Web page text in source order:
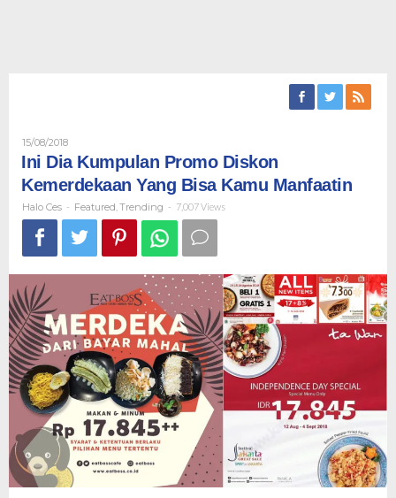
15/08/2018Oleh
Halo
Ces
Ini Dia Kumpulan Promo Diskon
Kemerdekaan Yang Bisa Kamu Manfaatin
Halo Ces - Featured Trending - 7,007 Views